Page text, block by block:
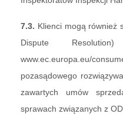
7.3. Klienci mogą również
Dispute
www.ec.europa.eu/
pozasądowego
zawartych umów
sprawach związanych z